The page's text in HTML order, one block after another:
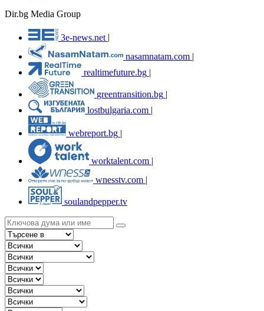
Dir.bg Media Group
3e-news.net
nasamnatam.com |
realtimefuture.bg |
greentransition.bg |
lostbulgaria.com |
webreport.bg
worktalent.com |
wnesstv.com |
soulandpepper.tv